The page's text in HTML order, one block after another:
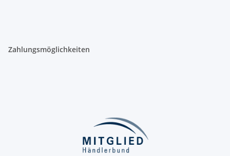
Zahlungsmöglichkeiten